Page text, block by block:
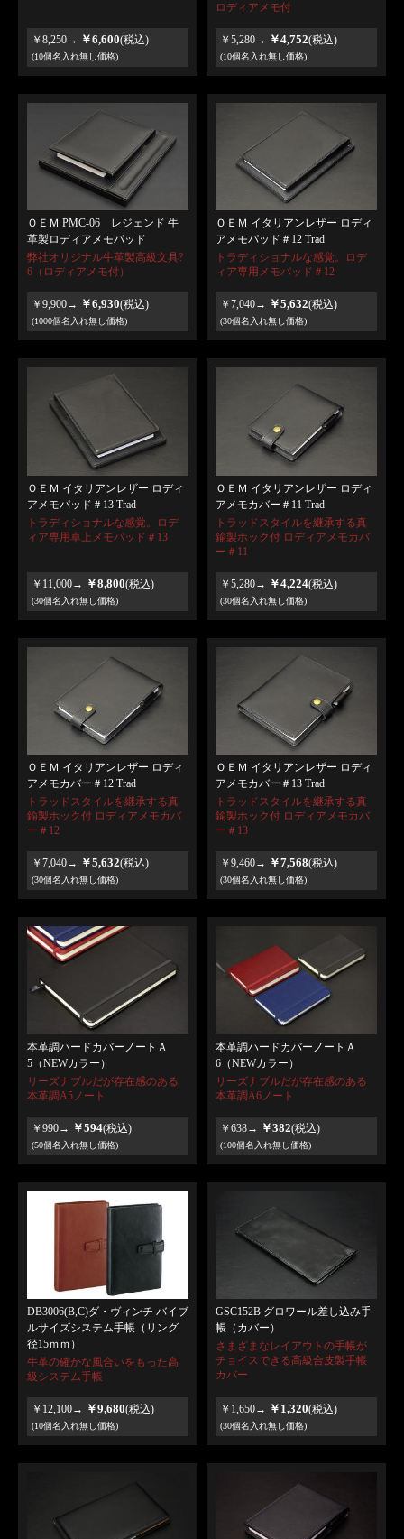
￥8,250→ ￥6,600(税込)
(10個名入れ無し価格)
ロディアメモ付
￥5,280→ ￥4,752(税込)
(10個名入れ無し価格)
ＯＥＭ PMC-06 レジェンド 牛
革製ロディアメモパッド
弊社オリジナル牛革製高級文具?
6（ロディアメモ付）
￥9,900→ ￥6,930(税込)
(1000個名入れ無し価格)
ＯＥＭ イタリアンレザー ロディ
アメモパッド＃12 Trad
トラディショナルな感覚。ロデ
ィア専用メモパッド＃12
￥7,040→ ￥5,632(税込)
(30個名入れ無し価格)
ＯＥＭ イタリアンレザー ロディ
アメモパッド＃13 Trad
トラディショナルな感覚。ロデ
ィア専用卓上メモパッド＃13
￥11,000→ ￥8,800(税込)
(30個名入れ無し価格)
ＯＥＭ イタリアンレザー ロディ
アメモカバー＃11 Trad
トラッドスタイルを継承する真
鍮製ホック付 ロディアメモカバ
ー＃11
￥5,280→ ￥4,224(税込)
(30個名入れ無し価格)
ＯＥＭ イタリアンレザー ロディ
アメモカバー＃12 Trad
トラッドスタイルを継承する真
鍮製ホック付 ロディアメモカバ
ー＃12
￥7,040→ ￥5,632(税込)
(30個名入れ無し価格)
ＯＥＭ イタリアンレザー ロディ
アメモカバー＃13 Trad
トラッドスタイルを継承する真
鍮製ホック付 ロディアメモカバ
ー＃13
￥9,460→ ￥7,568(税込)
(30個名入れ無し価格)
本革調ハードカバーノートＡ
5（NEWカラー）
リーズナブルだが存在感のある
本革調A5ノート
￥990→ ￥594(税込)
(50個名入れ無し価格)
本革調ハードカバーノートＡ
6（NEWカラー）
リーズナブルだが存在感のある
本革調A6ノート
￥638→ ￥382(税込)
(100個名入れ無し価格)
DB3006(B,C)ダ・ヴィンチ バイブ
ルサイズシステム手帳（リング
径15ｍｍ）
牛革の確かな風合いをもった高
級システム手帳
￥12,100→ ￥9,680(税込)
(10個名入れ無し価格)
GSC152B グロワール差し込み手
帳（カバー）
さまざまなレイアウトの手帳が
チョイスできる高級合皮製手帳
カバー
￥1,650→ ￥1,320(税込)
(30個名入れ無し価格)